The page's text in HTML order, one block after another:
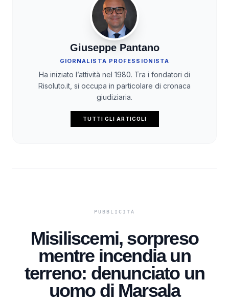
Giuseppe Pantano
GIORNALISTA PROFESSIONISTA
Ha iniziato l’attività nel 1980. Tra i fondatori di
Risoluto.it, si occupa in particolare di cronaca
giudiziaria.
TUTTI GLI ARTICOLI
Misiliscemi, sorpreso
mentre incendia un
terreno: denunciato un
uomo di Marsala